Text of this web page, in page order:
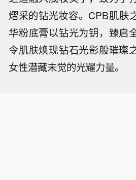
熠采的钻光妆容。CPB肌肤
华粉底膏以钻光为钥，臻启
令肌肤焕现钻石光影般璀璨
女性潜藏未觉的光耀力量。